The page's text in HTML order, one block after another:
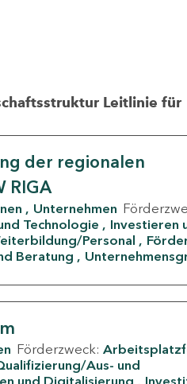
Leitlinie für
der regionalen
RIGA
Unternehmen
Technologie
Investieren
Personal
Beratung
Förderzweck:
Aus- und